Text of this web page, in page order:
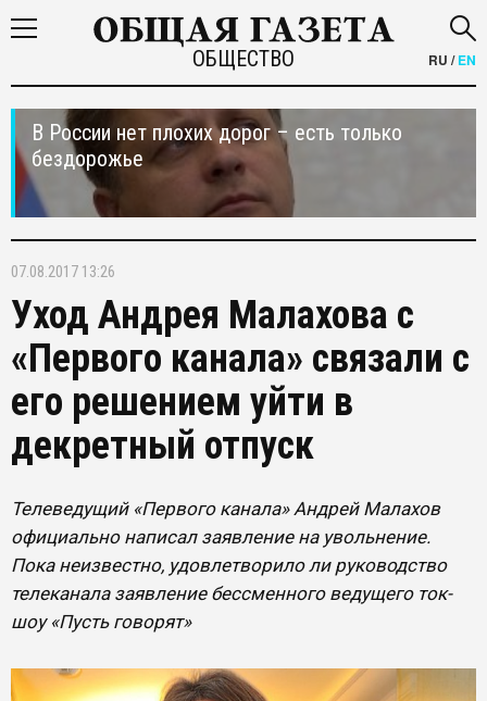
ОБЩЕСТВО RU /EN
В России нет плохих дорог – есть только
бездорожье
07.08.2017 13:26
Уход Андрея Малахова с
«Первого канала» связали с
его решением уйти в
декретный отпуск
Телеведущий «Первого канала» Андрей Малахов
официально написал заявление на увольнение.
Пока неизвестно, удовлетворило ли руководство
телеканала заявление бессменного ведущего ток-
шоу «Пусть говорят»